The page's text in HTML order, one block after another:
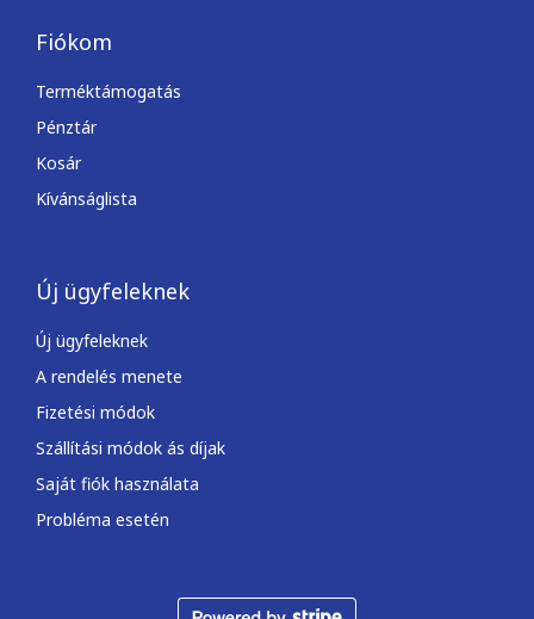
Fiókom
Terméktámogatás
Pénztár
Kosár
Kívánságlista
Új ügyfeleknek
Új ügyfeleknek
A rendelés menete
Fizetési módok
Szállítási módok ás díjak
Saját fiók használata
Probléma esetén